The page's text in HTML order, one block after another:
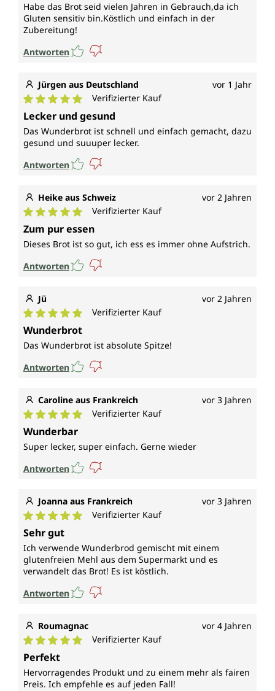
Habe das Brot seid vielen Jahren in Gebrauch,da ich
Gluten sensitiv bin.Köstlich und einfach in der
Zubereitung!
Antworten
Jürgen aus Deutschland vor 1 Jahr
Durchschnittliche Bewertung von 5 von 5 Sternen
Verifizierter Kauf
Lecker und gesund
Das Wunderbrot ist schnell und einfach gemacht, dazu
gesund und suuuper lecker.
Antworten
Heike aus Schweiz vor 2 Jahren
Durchschnittliche Bewertung von 5 von 5 Sternen
Verifizierter Kauf
Zum pur essen
Dieses Brot ist so gut, ich ess es immer ohne Aufstrich.
Antworten
Jü vor 2 Jahren
Durchschnittliche Bewertung von 5 von 5 Sternen
Verifizierter Kauf
Wunderbrot
Das Wunderbrot ist absolute Spitze!
Antworten
Caroline aus Frankreich vor 3 Jahren
Durchschnittliche Bewertung von 5 von 5 Sternen
Verifizierter Kauf
Wunderbar
Super lecker, super einfach. Gerne wieder
Antworten
Joanna aus Frankreich vor 3 Jahren
Durchschnittliche Bewertung von 5 von 5 Sternen
Verifizierter Kauf
Sehr gut
Ich verwende Wunderbrod gemischt mit einem
glutenfreien Mehl aus dem Supermarkt und es
verwandelt das Brot! Es ist köstlich.
Antworten
Roumagnac vor 4 Jahren
Durchschnittliche Bewertung von 5 von 5 Sternen
Verifizierter Kauf
Perfekt
Hervorragendes Produkt und zu einem mehr als fairen
Preis. Ich empfehle es auf jeden Fall!